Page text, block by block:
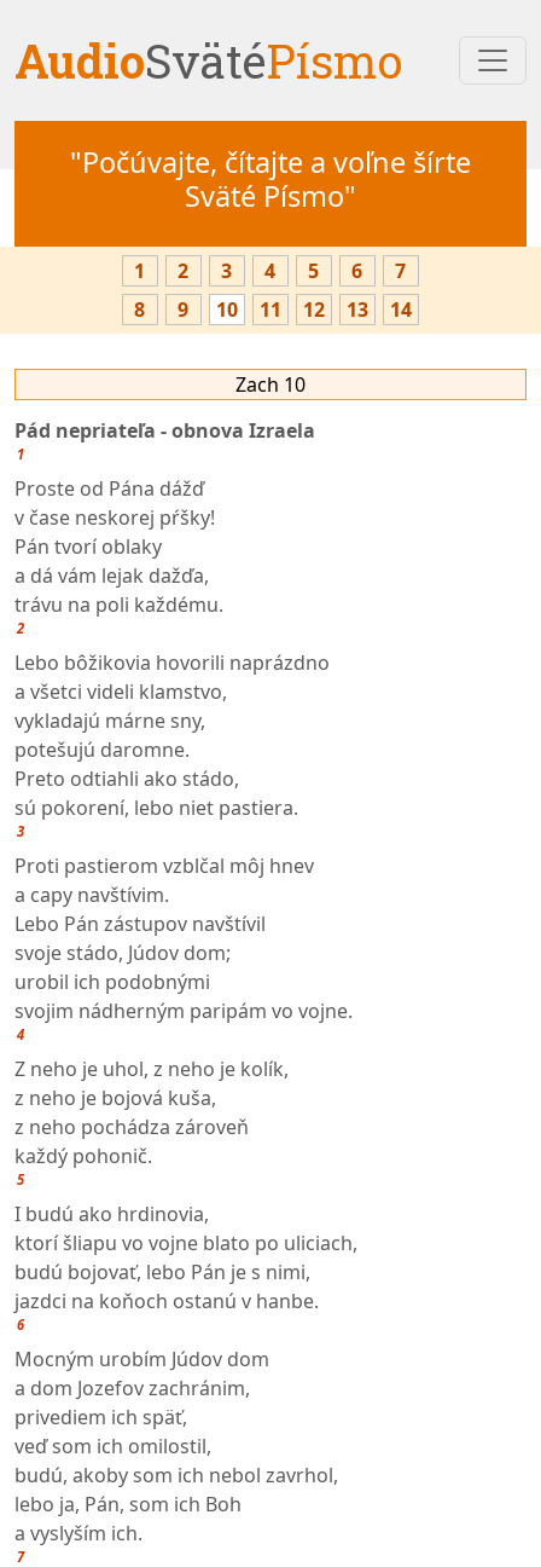
AudioSvätéPísmo
"Počúvajte, čítajte a voľne šírte
Sväté Písmo"
1 2 3 4 5 6
7
8
9 10 11 12 13 14
Zach 10
Pád nepriateľa - obnova Izraela
1
Proste od Pána dážď
v čase neskorej pŕšky!
Pán tvorí oblaky
a dá vám lejak dažďa,
trávu na poli každému.
2
Lebo bôžikovia hovorili naprázdno
a všetci videli klamstvo,
vykladajú márne sny,
potešujú daromne.
Preto odtiahli ako stádo,
sú pokorení, lebo niet pastiera.
3
Proti pastierom vzblčal môj hnev
a capy navštívim.
Lebo Pán zástupov navštívil
svoje stádo, Júdov dom;
urobil ich podobnými
svojim nádherným paripám vo vojne.
4
Z neho je uhol, z neho je kolík,
z neho je bojová kuša,
z neho pochádza zároveň
každý pohonič.
5
I budú ako hrdinovia,
ktorí šliapu vo vojne blato po uliciach,
budú bojovať, lebo Pán je s nimi,
jazdci na koňoch ostanú v hanbe.
6
Mocným urobím Júdov dom
a dom Jozefov zachránim,
privediem ich späť,
veď som ich omilostil,
budú, akoby som ich nebol zavrhol,
lebo ja, Pán, som ich Boh
a vyslyším ich.
7